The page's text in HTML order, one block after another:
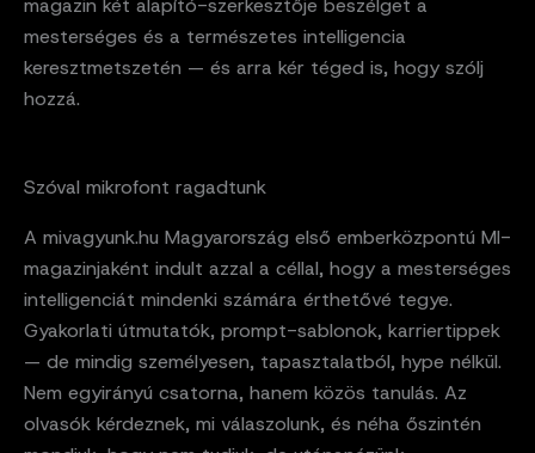
magazin két alapító-szerkesztője beszélget a
mesterséges és a természetes intelligencia
keresztmetszetén — és arra kér téged is, hogy szólj
hozzá.
Szóval mikrofont ragadtunk
A mivagyunk.hu Magyarország első emberközpontú MI-
magazinjaként indult azzal a céllal, hogy a mesterséges
intelligenciát mindenki számára érthetővé tegye.
Gyakorlati útmutatók, prompt-sablonok, karriertippek
— de mindig személyesen, tapasztalatból, hype nélkül.
Nem egyirányú csatorna, hanem közös tanulás. Az
olvasók kérdeznek, mi válaszolunk, és néha őszintén